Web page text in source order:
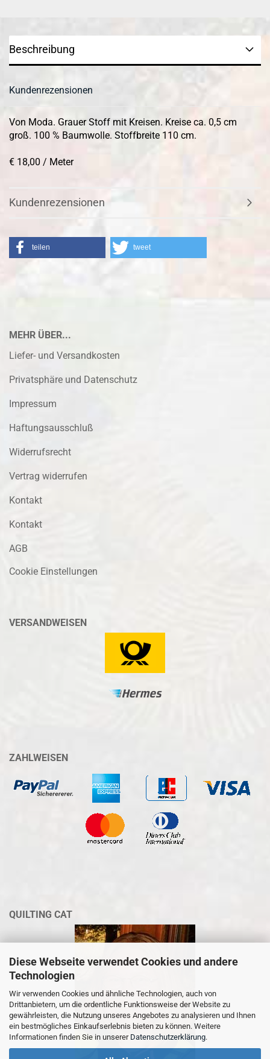
Diese Webseite verwendet Cookies und andere
Technologien
Wir verwenden Cookies und ähnliche Technologien, auch von
Drittanbietern, um die ordentliche Funktionsweise der Website zu
gewährleisten, die Nutzung unseres Angebotes zu analysieren und Ihnen
ein bestmögliches Einkaufserlebnis bieten zu können. Weitere
Informationen finden Sie in unserer Datenschutzerklärung.
Beschreibung
Kundenrezensionen
Von Moda. Grauer Stoff mit Kreisen. Kreise ca. 0,5 cm
groß. 100 % Baumwolle. Stoffbreite 110 cm.
€ 18,00 / Meter
Kundenrezensionen
teilen tweet
MEHR ÜBER...
Liefer- und Versandkosten
Privatsphäre und Datenschutz
Impressum
Haftungsausschluß
Widerrufsrecht
Vertrag widerrufen
Kontakt
Kontakt
AGB
Cookie Einstellungen
VERSANDWEISEN
ZAHLWEISEN
QUILTING CAT